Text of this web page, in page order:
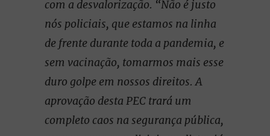
com a desvalorização. “Não é justo
nós policiais, que estamos na linha
de frente durante toda a pandemia, e
sem vacinação, tomarmos mais esse
duro golpe em nossos direitos. A
aprovação desta PEC trará um
completo caos na segurança pública,